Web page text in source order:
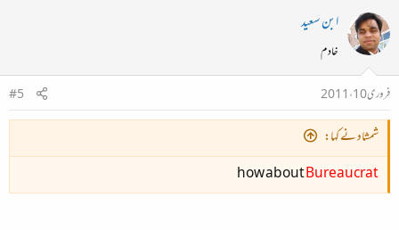
ابن سعید
خادم
فروری 10، 2011
#5
شمشاد نے کہا:
how aboutBureaucrat